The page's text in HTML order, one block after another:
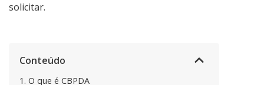
solicitar.
Conteúdo
1. O que é CBPDA